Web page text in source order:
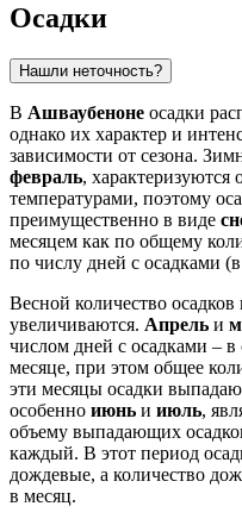
Осадки
Нашли неточность?
В Ашваубеноне осадки
однако их характер и
зависимости от сезона.
февраль,
температурами, поэтому
преимущественно в виде
месяцем как по общему
по числу дней с осадками
Весной количество
увеличиваются. Апрель и
числом дней с осадками –
месяце, при этом общее
эти месяцы осадки
особенно июнь и июль,
объему выпадающих
каждый. В этот период
дождевые, а количество
в месяц.